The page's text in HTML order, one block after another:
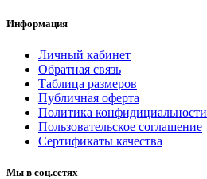
Информация
Личный кабинет
Обратная связь
Таблица размеров
Публичная оферта
Политика конфидициальности
Пользовательское соглашение
Сертификаты качества
Мы в соц.сетях